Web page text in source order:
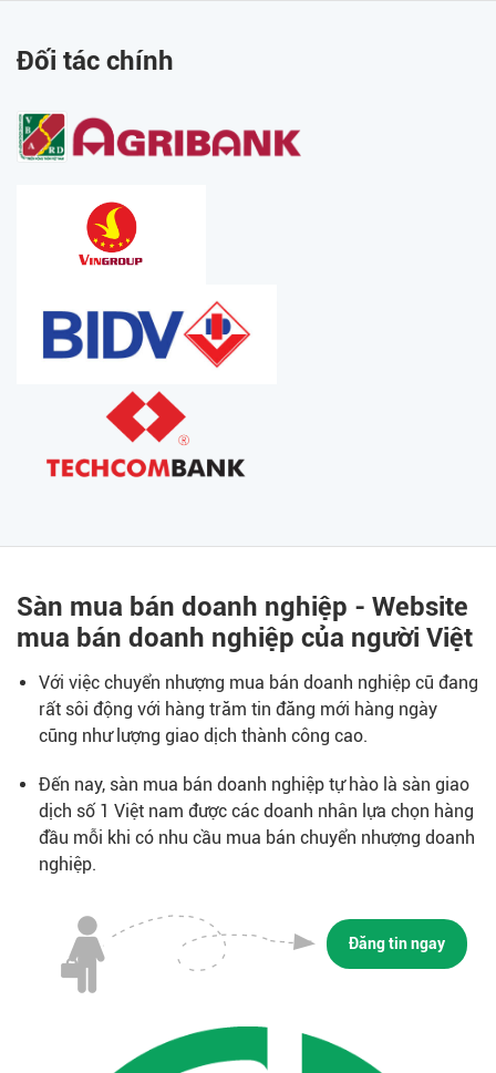
Đối tác chính
Sàn mua bán doanh nghiệp - Website
mua bán doanh nghiệp của người Việt
Với việc chuyển nhượng mua bán doanh nghiệp cũ đang
rất sôi động với hàng trăm tin đăng mới hàng ngày
cũng như lượng giao dịch thành công cao.
Đến nay, sàn mua bán doanh nghiệp tự hào là sàn giao
dịch số 1 Việt nam được các doanh nhân lựa chọn hàng
đầu mỗi khi có nhu cầu mua bán chuyển nhượng doanh
nghiệp.
Đăng tin ngay